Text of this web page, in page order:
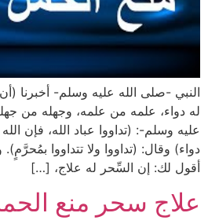
النبي -صلى الله عليه وسلم- أخبرنا
له دواء، علمه من علمه، وجهله من
عليه وسلم-: (تداووا عباد الله، فإن
دواء) وقال: (تداووا ولا تتداووا
أقول لك: إن السِّحر له علاج، […]
علاج سحر منع